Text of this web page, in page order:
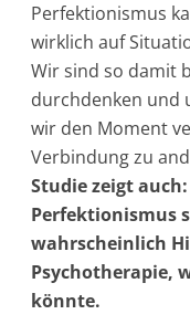
Perfektionismus
wirklich auf
Wir sind so damit
durchdenken und
wir den Moment
Verbindung zu
Studie zeigt
Perfektionismus
wahrscheinlich
Psychotherapie,
könnte.